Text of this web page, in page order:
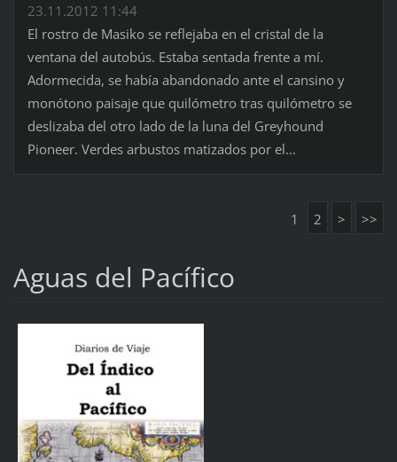
23.11.2012 11:44
El rostro de Masiko se reflejaba en el cristal de la
ventana del autobús. Estaba sentada frente a mí.
Adormecida, se había abandonado ante el cansino y
monótono paisaje que quilómetro tras quilómetro se
deslizaba del otro lado de la luna del Greyhound
Pioneer. Verdes arbustos matizados por el...
1 2 > >>
Aguas del Pacífico